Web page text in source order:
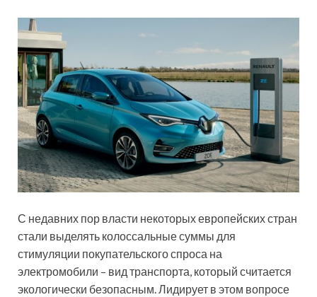
С недавних пор власти некоторых европейских стран
стали выделять колоссальные суммы для
стимуляции покупательского спроса на
электромобили – вид транспорта, который считается
экологически безопасным. Лидирует в этом вопросе